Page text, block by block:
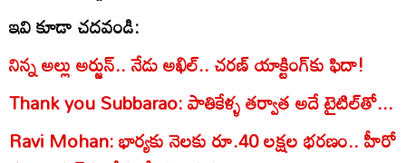
ఇవి కూడా చదవండి:
నిన్న అల్లు అర్జున్.. నేడు అఖిల్.. చరణ్ యాక్టింగ్‌కు ఫిదా!
Thank you Subbarao: పాతికేళ్ళ తర్వాత అదే టైటిల్‌తో...
Ravi Mohan: భార్య‌కు నెల‌కు రూ.40 ల‌క్ష‌ల భ‌ర‌ణం.. హీరో